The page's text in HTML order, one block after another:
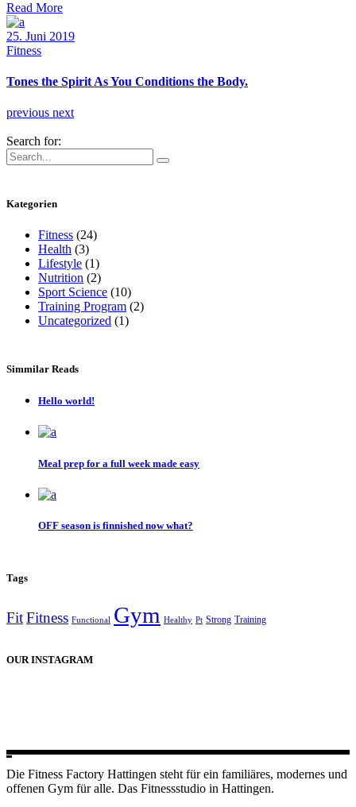
Read More
25. Juni 2019
Fitness
Tones the Spirit As You Conditions the Body.
previous next
Search for:
Kategorien
Fitness (24)
Health (3)
Lifestyle (1)
Nutrition (2)
Sport Science (10)
Training Program (2)
Uncategorized (1)
Simmilar Reads
Hello world!
Meal prep for a full week made easy
OFF season is finnished now what?
Tags
FitFitness Functional Gym Healthy Pt Strong Training
OUR INSTAGRAM
Die Fitness Factory Hattingen steht für ein familiäres, modernes und
offenen Gym für alle. Das Fitnessstudio in Hattingen.